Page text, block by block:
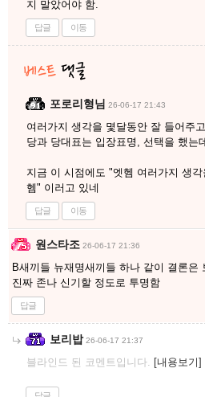
지 말았어야 함.
답글 이동
포로리형님 26-06-17 21:43
여러가지 생각을 몇달동안 잘 들어주고
당과 당대표는 입장표명, 선택을 했는
지금 이 시점에도 "엣헴 여러가지 생
헴" 이러고 있네
답글 이동
원스타조 26-06-17 21:36
B새끼들 뉴재명새끼들 하나 같이 결론은
진짜 존나 신기할 정도로 투명함
답글
보리밥 26-06-17 21:37
블라인드 된 코멘트입니다. [내용보기]